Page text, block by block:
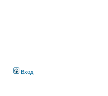
Вход